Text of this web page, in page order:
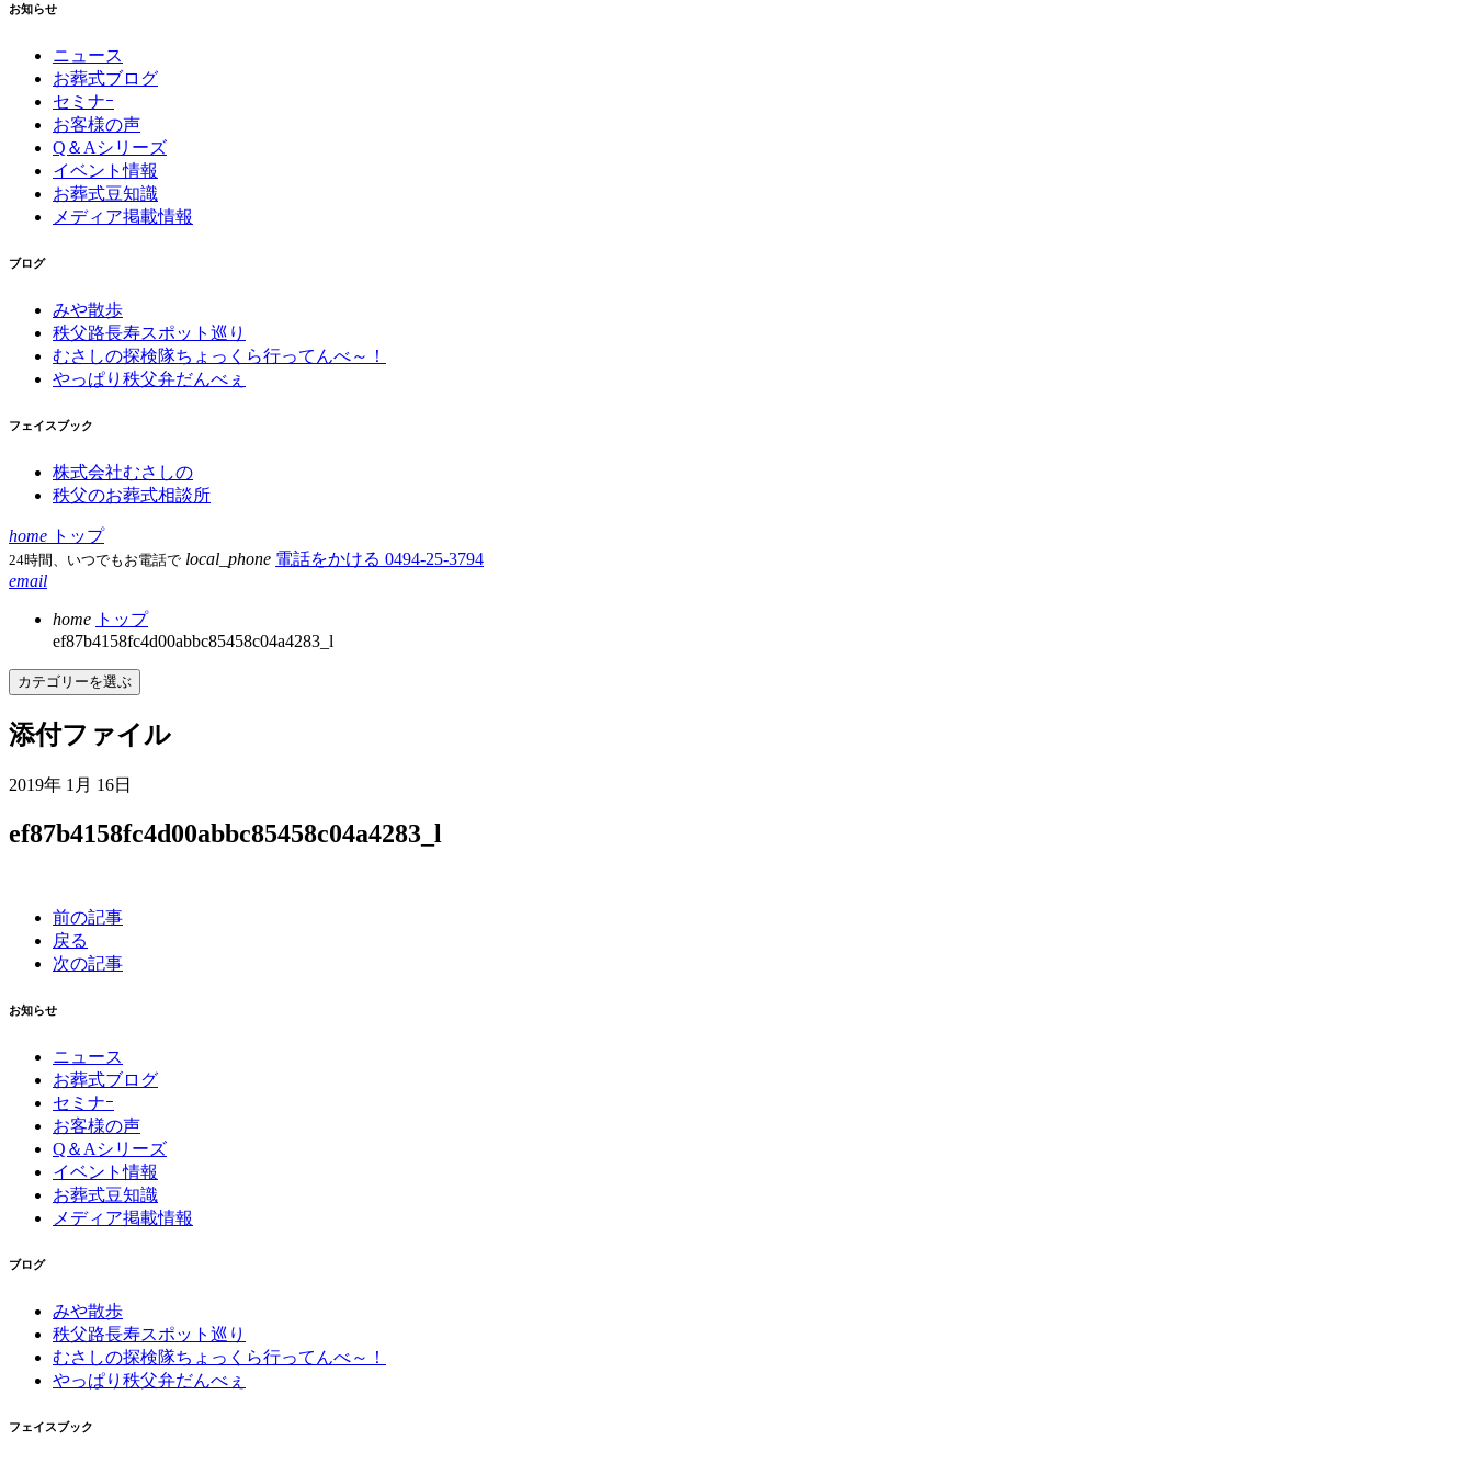
お知らせ
ニュース
お葬式ブログ
セミナｰ
お客様の声
Q＆Aシリーズ
イベント情報
お葬式豆知識
メディア掲載情報
ブログ
みや散歩
秩父路長寿スポット巡り
むさしの探検隊ちょっくら行ってんべ～！
やっぱり秩父弁だんべぇ
フェイスブック
株式会社むさしの
秩父のお葬式相談所
home トップ
24時間、いつでもお電話で local_phone 電話をかける 0494-25-3794
email
home トップ
ef87b4158fc4d00abbc85458c04a4283_l
カテゴリーを選ぶ
添付ファイル
2019年 1月 16日
ef87b4158fc4d00abbc85458c04a4283_l
前の記事
戻る
次の記事
お知らせ
ニュース
お葬式ブログ
セミナｰ
お客様の声
Q＆Aシリーズ
イベント情報
お葬式豆知識
メディア掲載情報
ブログ
みや散歩
秩父路長寿スポット巡り
むさしの探検隊ちょっくら行ってんべ～！
やっぱり秩父弁だんべぇ
フェイスブック